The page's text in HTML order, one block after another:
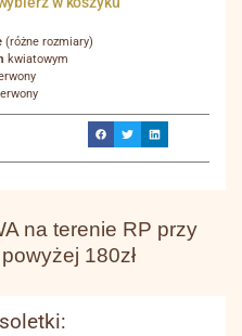
(różne rozmiary)
kwiatowym
na terenie RP przy
180zł